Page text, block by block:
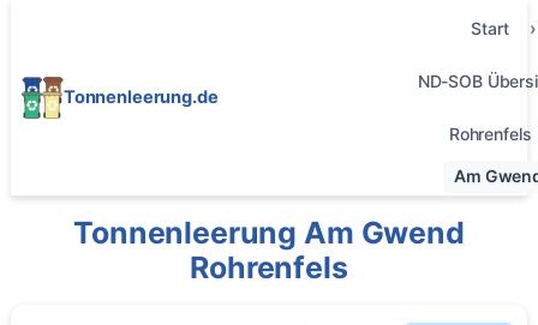
Tonnenleerung.de
Start
ND-SOB
Rohrenfels
Am
Tonnenleerung Am Gwend
Rohrenfels